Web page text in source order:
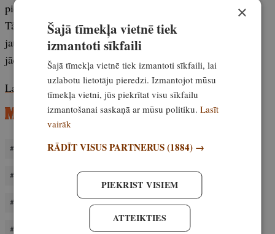
pierādījumiem.
Tāpat novēlu visiem gaišus Ziemassvētkus un laimīgu
jauno gadu, ar cerību, ka jaunajā gadā mums vairs nebūs
jācīnās ar tām problēmām, kuras šogad nedeva mieru!”
Lasi un abonē žurnālu Medības šeit!
COVID DROŠĪBA MEDĪBAS HARALDS BARVIKS
IEROČA GLABĀŠANA PĒC MEDĪBĀM
MEŽA DZĪVNIEKU POSTĪJUMI
×
Šajā tīmekļa vietnē tiek
izmantoti sīkfaili
Šajā tīmekļa vietnē tiek izmantoti sīkfaili, lai
uzlabotu lietotāju pieredzi. Izmantojot mūsu
tīmekļa vietni, jūs piekrītat visu sīkfailu
izmantošanai saskaņā ar mūsu politiku.Lasīt
vairāk
RĀDĪT VISUS PARTNERUS(1884) →
PIEKRIST VISIEM
ATTEIKTIES